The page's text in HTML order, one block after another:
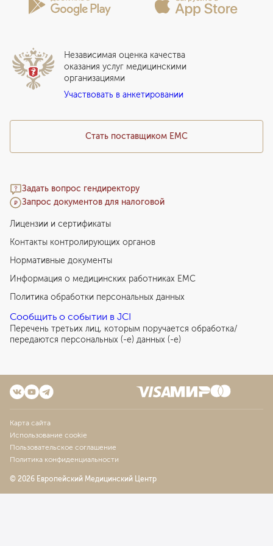
Сотрудничество
Стационар
Прайс-лист
Подарочный сертификат EMC
Медицинский туризм
Статьи
Программы привилегий
Стать поставщиком ЕМС
Задать вопрос гендиректору
Запрос документов для налоговой
Независимая оценка качества
оказания услуг медицинскими
организациями
Участвовать в анкетировании
Лицензии и сертификаты
Контакты контролирующих органов
Нормативные документы
Информация о медицинских работниках EMC
Политика обработки персональных данных
Сообщить о событии в JCI
Перечень третьих лиц, которым поручается обработка/
передаются персональных (-е) данных (-е)
Карта сайта
Использование cookie
Пользовательское соглашение
Политика конфиденциальности
© 2026 Европейский Медицинский Центр